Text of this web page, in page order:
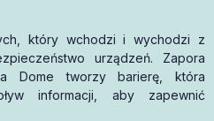
który wchodzi i wychodzi z
urządzeń. Zapora
Dome tworzy barierę, która
informacji, aby zapewnić